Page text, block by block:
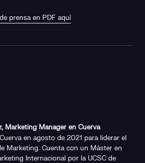
prensa en PDF aquí
Marketing Manager en Cuerva
en agosto de 2021 para liderar el
Marketing. Cuenta con un Máster en
Internacional por la UCSC de